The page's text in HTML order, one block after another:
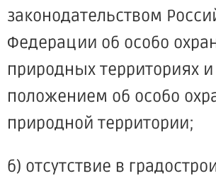
законодательством
Федерации об особо
природных территориях и
положением об особо
природной территории;
б) отсутствие в